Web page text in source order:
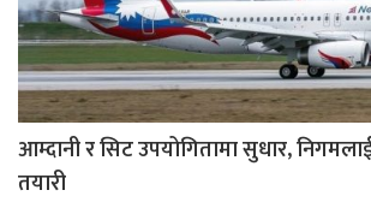
आम्दानी र सिट उपयोगितामा सुधार,
तयारी